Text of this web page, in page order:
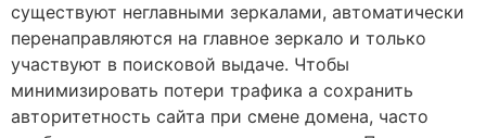
существуют неглавными зеркалами, автоматически
перенаправляются на главное зеркало и только
участвуют в поисковой выдаче. Чтобы
минимизировать потери трафика а сохранить
авторитетность сайта при смене домена, часто